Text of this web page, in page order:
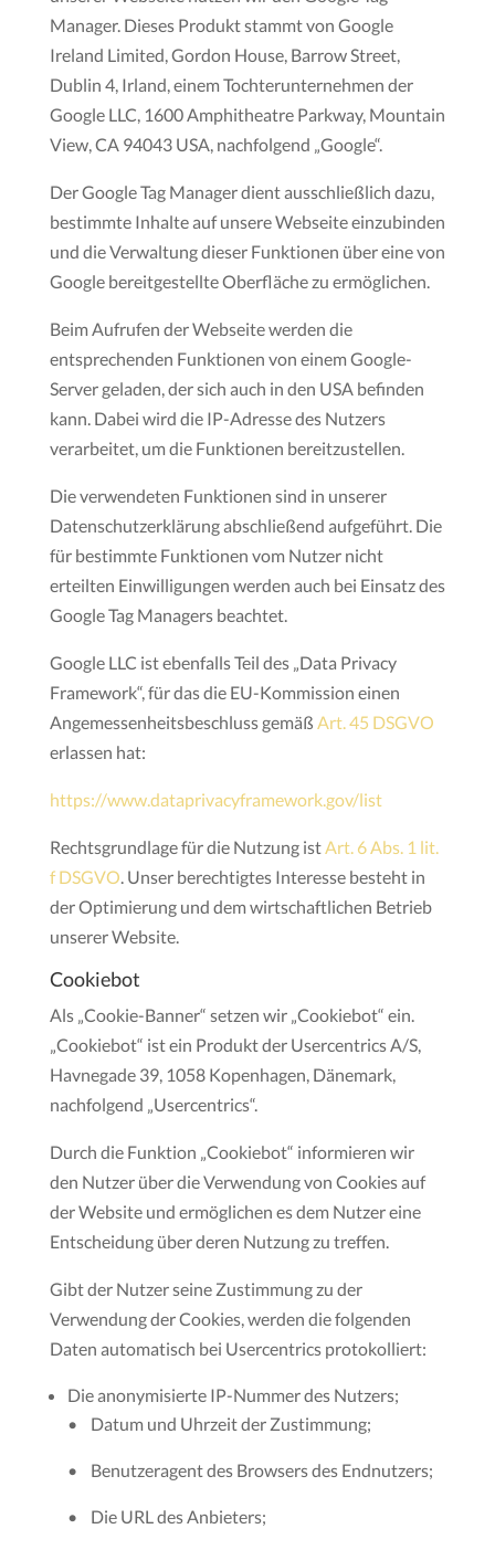
Manager. Dieses Produkt stammt von Google
Ireland Limited, Gordon House, Barrow Street,
Dublin 4, Irland, einem Tochterunternehmen der
Google LLC, 1600 Amphitheatre Parkway, Mountain
View, CA 94043 USA, nachfolgend „Google“.
Der Google Tag Manager dient ausschließlich dazu,
bestimmte Inhalte auf unsere Webseite einzubinden
und die Verwaltung dieser Funktionen über eine von
Google bereitgestellte Oberfläche zu ermöglichen.
Beim Aufrufen der Webseite werden die
entsprechenden Funktionen von einem Google-
Server geladen, der sich auch in den USA befinden
kann. Dabei wird die IP-Adresse des Nutzers
verarbeitet, um die Funktionen bereitzustellen.
Die verwendeten Funktionen sind in unserer
Datenschutzerklärung abschließend aufgeführt. Die
für bestimmte Funktionen vom Nutzer nicht
erteilten Einwilligungen werden auch bei Einsatz des
Google Tag Managers beachtet.
Google LLC ist ebenfalls Teil des „Data Privacy
Framework“, für das die EU-Kommission einen
Angemessenheitsbeschluss gemäß Art. 45 DSGVO
erlassen hat:
https://www.dataprivacyframework.gov/list
Rechtsgrundlage für die Nutzung istArt. 6 Abs. 1 lit.
f DSGVO. Unser berechtigtes Interesse besteht in
der Optimierung und dem wirtschaftlichen Betrieb
unserer Website.
Cookiebot
Als „Cookie-Banner“ setzen wir „Cookiebot“ ein.
„Cookiebot“ ist ein Produkt der Usercentrics A/S,
Havnegade 39, 1058 Kopenhagen, Dänemark,
nachfolgend „Usercentrics“.
Durch die Funktion „Cookiebot“ informieren wir
den Nutzer über die Verwendung von Cookies auf
der Website und ermöglichen es dem Nutzer eine
Entscheidung über deren Nutzung zu treffen.
Gibt der Nutzer seine Zustimmung zu der
Verwendung der Cookies, werden die folgenden
Daten automatisch bei Usercentrics protokolliert:
Die anonymisierte IP-Nummer des Nutzers;
• Datum und Uhrzeit der Zustimmung;
• Benutzeragent des Browsers des Endnutzers;
• Die URL des Anbieters;